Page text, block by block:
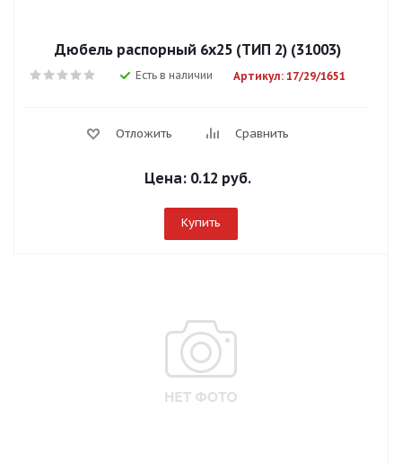
Дюбель распорный 6х25 (ТИП 2) (31003)
Есть в наличии Артикул: 17/29/1651
Отложить Сравнить
Цена: 0.12 руб.
Купить